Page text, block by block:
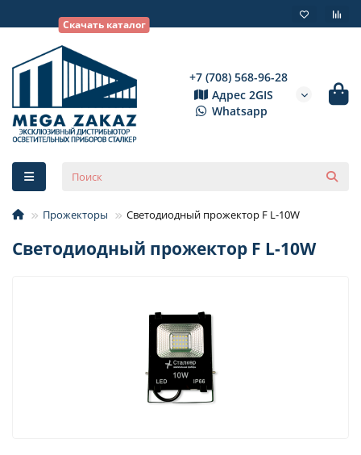
+7 (708) 568-96-28
Адрес 2GIS
Whatsapp
Скачать каталог
Прожекторы Светодиодный прожектор F L-10W
Светодиодный прожектор F L-10W